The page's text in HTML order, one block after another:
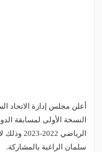
أعلن مجلس إدارة الاتحاد
النسخة الأولى لمسابقة
الرياضي
سلمان الراغبة بالمشاركة.